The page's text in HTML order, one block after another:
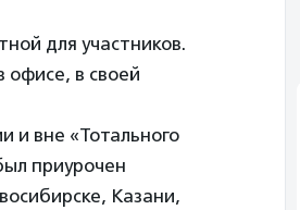
для участников.
офисе, в своей
и вне «Тотального
приурочен
Казани,